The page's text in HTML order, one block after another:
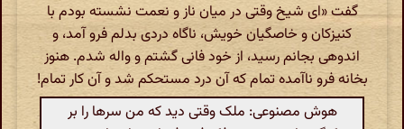
گفت «ای شیخ وقتی در میان ناز و نعمت نشسته بودم با
کنیزکان و خاصگیان خویش، ناگاه دردی بدلم فرو آمد، و
اندوهی بجانم رسید، از خود فانی گشتم و واله شدم. هنوز
بخانه فرو ناآمده تمام که آن درد مستحکم شد و آن کار تمام!
هوش مصنوعی: ملک وقتی دید که من سرها را بر